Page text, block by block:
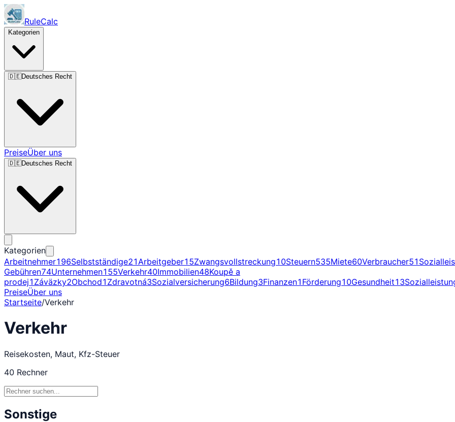
RuleCalc
Kategorien
🇩🇪Deutsches Recht
PreiseÜber uns
🇩🇪Deutsches Recht
Kategorien
Arbeitnehmer196Selbstständige21Arbeitgeber15Zwangsvollstreckung10Steuern535Miete60Verbraucher51
Gebühren74Unternehmen155Verkehr40Immobilien48Koupě a
prodej1 Záväzky2Obchod1 Zdravotná3Sozialversicherung6Bildung3Finanzen1 Förderung10Gesundheit13
PreiseÜber uns
Startseite/Verkehr
Verkehr
Reisekosten, Maut, Kfz-Steuer
40 Rechner
Sonstige